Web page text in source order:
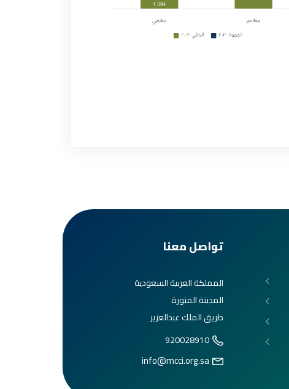
تواصل معنا
المملكة العربية السعودية
المدينة المنورة
طريق الملك عبدالعزيز
920028910
info@mcci.org.sa